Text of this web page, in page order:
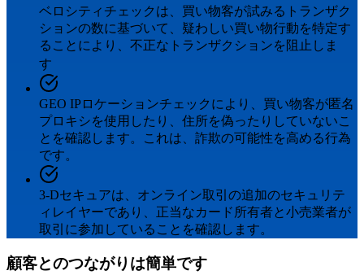
ベロシティチェックは、買い物客が試みるトランザク
ションの数に基づいて、疑わしい買い物行動を特定す
ることにより、不正なトランザクションを阻止しま
す
GEO IPロケーションチェックにより、買い物客が匿名
プロキシを使用したり、住所を偽ったりしていないこ
とを確認します。これは、詐欺の可能性を高める行為
です。
3-Dセキュアは、オンライン取引の追加のセキュリテ
ィレイヤーであり、正当なカード所有者と小売業者が
取引に参加していることを確認します。
顧客とのつながりは簡単です